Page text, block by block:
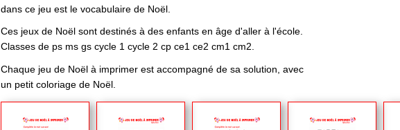
dans ce jeu est le vocabulaire de Noël.
Ces jeux de Noël sont destinés à des enfants en âge d'aller à l'école.
Classes de ps ms gs cycle 1 cycle 2 cp ce1 ce2 cm1 cm2.
Chaque jeu de Noël à imprimer est accompagné de sa solution, avec
un petit coloriage de Noël.